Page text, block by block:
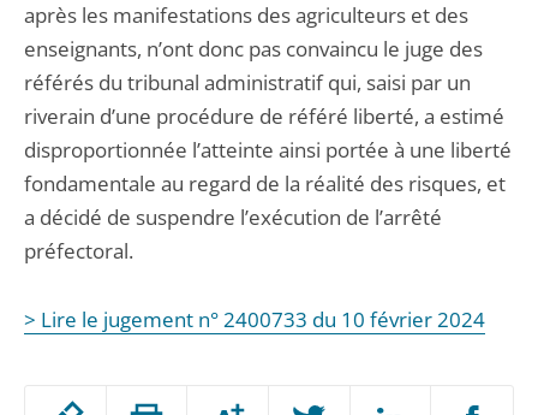
Passer
après les manifestations des agriculteurs et des
enseignants, n’ont donc pas convaincu le juge des
référés du tribunal administratif qui, saisi par un
riverain d’une procédure de référé liberté, a estimé
disproportionnée l’atteinte ainsi portée à une liberté
fondamentale au regard de la réalité des risques, et
a décidé de suspendre l’exécution de l’arrêté
préfectoral.
> Lire le jugement n° 2400733 du 10 février 2024